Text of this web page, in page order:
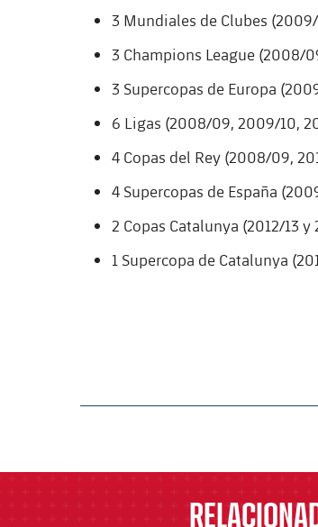
3 Mundiales de Clubes (2009/
3 Champions League (2008/
3 Supercopas de Europa
6 Ligas (2008/09, 2009/10,
4 Copas del Rey (2008/09,
4 Supercopas de España
2 Copas Catalunya (2012/13 y
1 Supercopa de Catalunya